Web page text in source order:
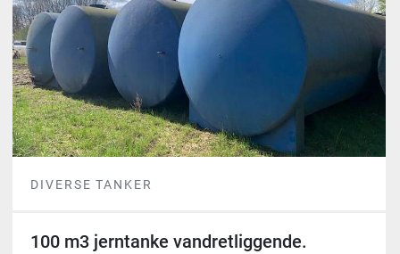
DIVERSE TANKER
100 m3 jerntanke vandretliggende.